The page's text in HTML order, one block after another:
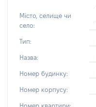
Місто, селище чи
село:
Тип:
Назва:
Номер будинку:
Номер корпусу:
Номер квартири: